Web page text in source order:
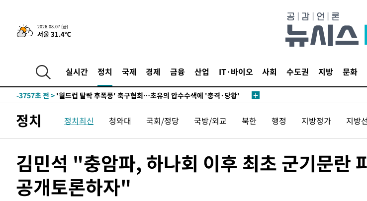
2026.08.07 (금)
서울 31.4℃
실시간 정치 국제 경제 금융 산업 IT·바이오 사회 수도권 지방 문화
-5507초 전 >[속보] SKT, 에이닷 서비스 장애 발생…"원인 파악 중"
-4913초 전 >[속보]합참 "북, 동해상으로 미상 발사체 발사"
-4268초 전 >
[속보]7~9일 프로야구 3연전도 폭염 취소…11일 재개
-3930초 전 >
-3757초 전 > '월드컵 탈락 후폭풍' 축구협회…초유의 압수수색에 '충격·당황'
-3159초 전 >
[속보]종합특검, 대검 추가 압수수색…내란 중요임무종사 혐의
12분 전 >[속보]코스닥, 800p 회복…0.26% 오른 801.67 마감
15분 전 > [속보]원·달러 환율, 0.7원 내린 1423.8원 마감
55분 전 >"여기 떨어졌다"…다누리, 스페이스X 로켓 달 충돌 흔적 포착
1시간 전 > 손흥민, 5경기 연속골 실패…LAFC는 승부차기 끝 과달라하라 격파
정치 정치최신 청와대 국회/정당 국방/외교 북한 행정 지방정가 지방
김민석 "충암파, 하나회 이후 최초 군기문
공개토론하자"